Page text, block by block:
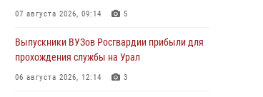
07 августа 2026, 09:14 5
Выпускники ВУЗов Росгвардии прибыли для
прохождения службы на Урал
06 августа 2026, 12:14 3